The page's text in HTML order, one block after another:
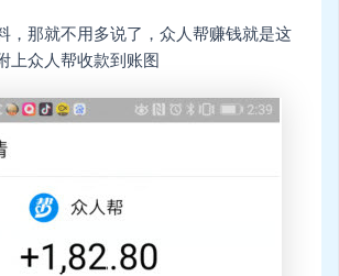
，那就不用多说了，众人帮赚钱就是这
上众人帮收款到账图